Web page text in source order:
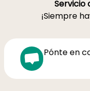
Servicio
¡Siempre
Pónte en